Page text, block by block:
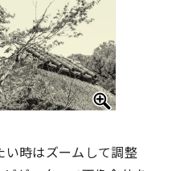
い時はズームして調整